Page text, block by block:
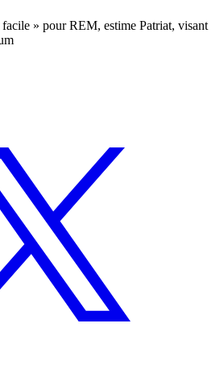
facile » pour REM, estime Patriat, visant